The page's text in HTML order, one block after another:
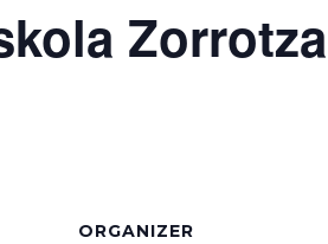
ORGANIZER